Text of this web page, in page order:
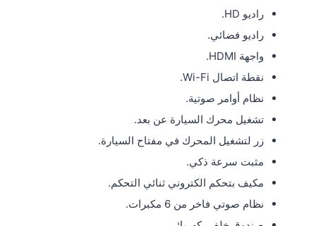
راديو HD.
راديو فضائي.
واجهة HDMI.
نقطة اتصال Wi-Fi.
نظام أوامر صوتية.
تشغيل محرك السيارة عن بعد.
زر لتشغيل المحرك في مفتاح السيارة.
مثبت سرعة ذكي.
مكيف بتحكم الكتروني ثنائي التحكم.
نظام صوتي فاخر من 6 مكبرات.